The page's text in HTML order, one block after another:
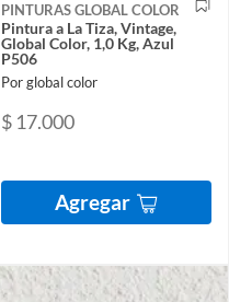
PINTURAS GLOBAL COLOR
Pintura a La Tiza, Vintage,
Global Color, 1,0 Kg, Azul
P506
Por global color
$ 17.000
Agregar